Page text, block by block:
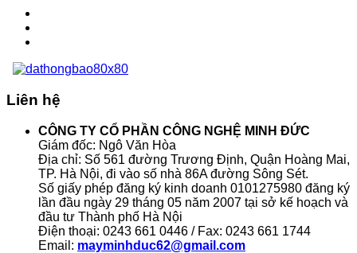
Liên hệ
CÔNG TY CỔ PHẦN CÔNG NGHỆ MINH ĐỨC
Giám đốc: Ngô Văn Hòa
Địa chỉ: Số 561 đường Trương Định, Quận Hoàng Mai,
TP. Hà Nội, đi vào số nhà 86A đường Sông Sét.
Số giấy phép đăng ký kinh doanh 0101275980 đăng ký
lần đầu ngày 29 tháng 05 năm 2007 tại sở kế hoạch và
đầu tư Thành phố Hà Nội
Điện thoại: 0243 661 0446 / Fax: 0243 661 1744
Email: mayminhduc62@gmail.com